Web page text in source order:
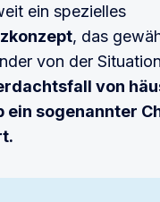
ein spezielles
, das
von der
von
ein sogenannter